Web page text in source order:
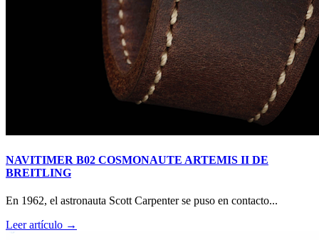
NAVITIMER B02 COSMONAUTE ARTEMIS II DE
BREITLING
En 1962, el astronauta Scott Carpenter se puso en contacto...
Leer artículo →